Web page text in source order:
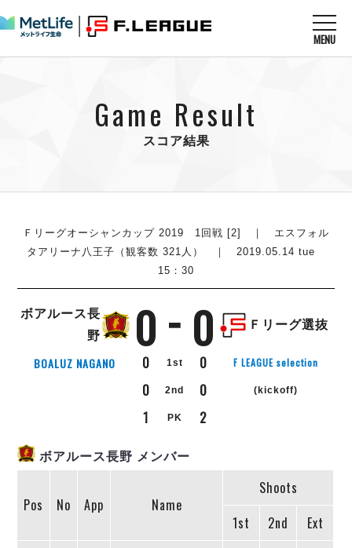
MENU
すべてのニュース
U-23選抜
チケット
メディア情報
その他
試合を観る MATCHES
順位表
戦績表
警告・退場・出場停止選手
個人ランキング｜シュート
個人ランキング｜シュート成功率
個人ランキング｜第2PK
メットライフ生命Ｆ２リーグ
試合日程
順位表
警告・退場・出場停止選手
バルドラール浦安
フウガドールすみだ
しながわシティ
立川アスレティックFC
ペスカドーラ町田
シュライカー大阪
バサジィ大分
チケットを買う TICKET
アリーナ情報
ABOUT US
日本フットサルリーグについて
大会概要
クラブライセンス関連
ARCHIVE
過去の試合記録
ディビジョン1 試合記録
ディビジョン2 試合記録
プロジェクト PROJECT
ABeam AWARD
DIVISION 01
Game Result
スコア結果
Ｆリーグオーシャンカップ 2019 1回戦 [2] ｜ エスフォル
タアリーナ八王子（観客数 321人） ｜ 2019.05.14 tue
15：30
ボアルース長
野
0 0 Ｆリーグ選抜
BOALUZ NAGANO 0 1st 0 F LEAGUE selection
0 2nd 0 (kickoff)
1 PK
2
ボアルース長野 メンバー
Pos No App Name
Shoots
1st
2nd
Ext